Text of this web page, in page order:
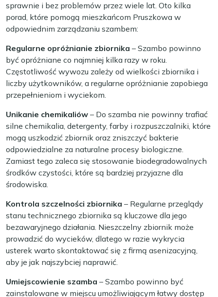
sprawnie i bez problemów przez wiele lat. Oto kilka
porad, które pomogą mieszkańcom Pruszkowa w
odpowiednim zarządzaniu szambem:
Regularne opróżnianie zbiornika – Szambo powinno
być opróżniane co najmniej kilka razy w roku.
Częstotliwość wywozu zależy od wielkości zbiornika i
liczby użytkowników, a regularne opróżnianie zapobiega
przepełnieniom i wyciekom.
Unikanie chemikaliów – Do szamba nie powinny trafiać
silne chemikalia, detergenty, farby i rozpuszczalniki, które
mogą uszkodzić zbiornik oraz zniszczyć bakterie
odpowiedzialne za naturalne procesy biologiczne.
Zamiast tego zaleca się stosowanie biodegradowalnych
środków czystości, które są bardziej przyjazne dla
środowiska.
Kontrola szczelności zbiornika – Regularne przeglądy
stanu technicznego zbiornika są kluczowe dla jego
bezawaryjnego działania. Nieszczelny zbiornik może
prowadzić do wycieków, dlatego w razie wykrycia
usterek warto skontaktować się z firmą asenizacyjną,
aby je jak najszybciej naprawić.
Umiejscowienie szamba – Szambo powinno być
zainstalowane w miejscu umożliwiającym łatwy dostęp